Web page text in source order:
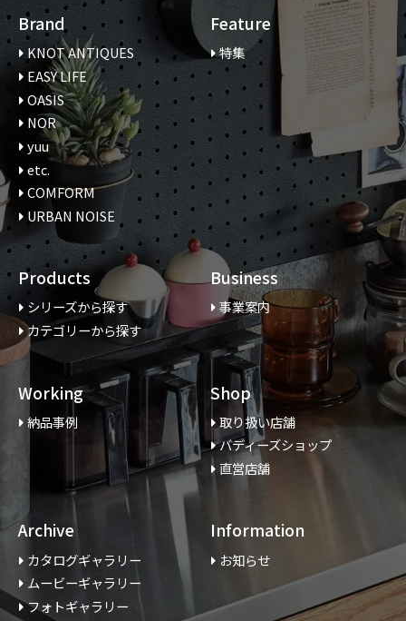
Brand
KNOT ANTIQUES
EASY LIFE
OASIS
NOR
yuu
etc.
COMFORM
URBAN NOISE
Feature
特集
Products
シリーズから探す
カテゴリーから探す
Business
事業案内
Working
納品事例
Shop
取り扱い店舗
バディーズショップ
直営店舗
Archive
カタログギャラリー
ムービーギャラリー
フォトギャラリー
Information
お知らせ